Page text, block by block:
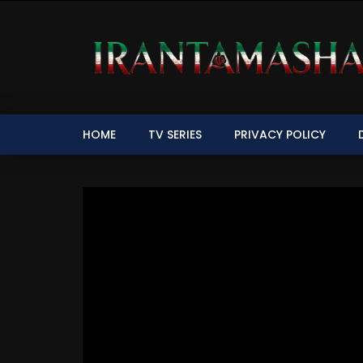
HOME TV SERIES PRIVACY POLICY